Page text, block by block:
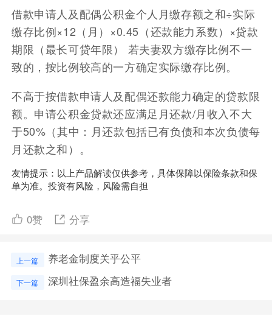
借款申请人及配偶公积金个人月缴存额之和÷实际
缴存比例×12（月）×0.45（还款能力系数）×贷款
期限（最长可贷年限） 若夫妻双方缴存比例不一
致的，按比例较高的一方确定实际缴存比例。
不高于按借款申请人及配偶还款能力确定的贷款限
额。申请公积金贷款还应满足月还款/月收入不大
于50%（其中：月还款包括已有负债和本次负债每
月还款之和）。
友情提示：以上产品解读仅供参考，具体保障以保险条款和保
单为准。投资有风险，风险需自担
0赞 分享
上一篇 养老金制度关乎公平
下一篇 深圳社保盈余高造福失业者